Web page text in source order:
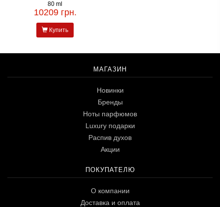
80 ml
10209 грн.
Купить
МАГАЗИН
Новинки
Бренды
Ноты парфюмов
Luxury подарки
Распив духов
Акции
ПОКУПАТЕЛЮ
О компании
Доставка и оплата